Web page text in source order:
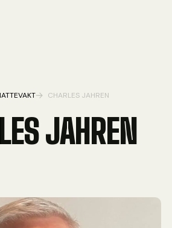
CHARLES JAHREN
JAHREN